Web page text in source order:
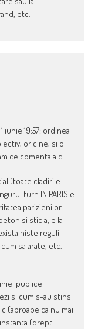
etc.
iunie 19:57: ordinea
oricine, si o
ce comenta aici.
(toate cladirile
turn IN PARIS e
parizienilor
si sticla, e la
niste reguli
sa arate, etc.
publice
si cum s-au stins
(aproape ca nu mai
(drept